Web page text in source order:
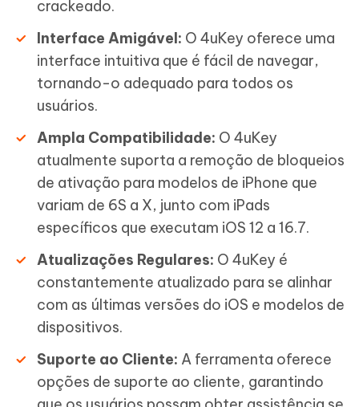
crackeado.
Interface Amigável: O 4uKey oferece uma
interface intuitiva que é fácil de navegar,
tornando-o adequado para todos os
usuários.
Ampla Compatibilidade: O 4uKey
atualmente suporta a remoção de bloqueios
de ativação para modelos de iPhone que
variam de 6S a X, junto com iPads
específicos que executam iOS 12 a 16.7.
Atualizações Regulares: O 4uKey é
constantemente atualizado para se alinhar
com as últimas versões do iOS e modelos de
dispositivos.
Suporte ao Cliente: A ferramenta oferece
opções de suporte ao cliente, garantindo